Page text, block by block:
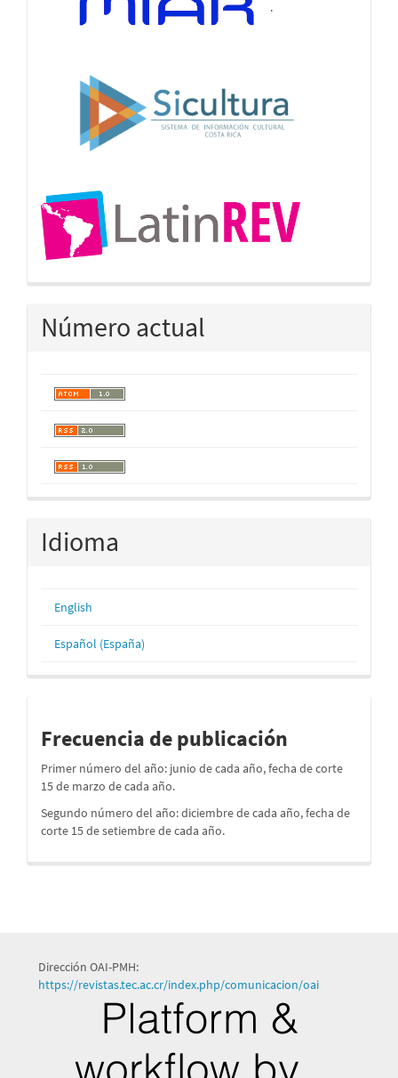
.
Número actual
Idioma
English
Español (España)
Frecuencia de publicación
Primer número del año: junio de cada año, fecha de corte
15 de marzo de cada año.
Segundo número del año: diciembre de cada año, fecha de
corte 15 de setiembre de cada año.
Dirección OAI-PMH:
https://revistas.tec.ac.cr/index.php/comunicacion/oai